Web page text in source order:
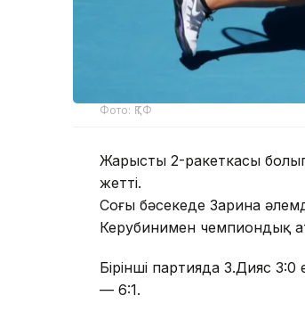
Фото: ҚТФ
Жарыстың 2-ракеткасы
жетті.
Соңғы бәсекеде Зарина
Керубинимен чемпиондық
Бірінші партияда З.Дияс 3:0
— 6:1.